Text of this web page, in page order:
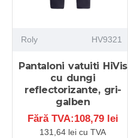
Roly HV9321
Pantaloni vatuiti HiVis
cu dungi
reflectorizante, gri-
galben
Fără TVA:108,79 lei
131,64 lei cu TVA